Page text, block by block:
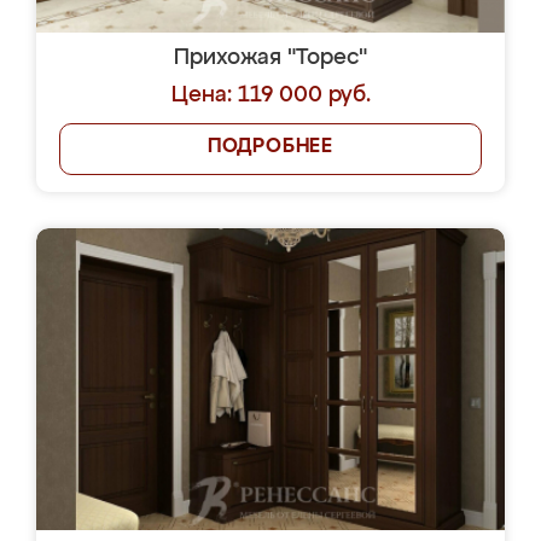
Прихожая "Торес"
Цена: 119 000 руб.
ПОДРОБНЕЕ